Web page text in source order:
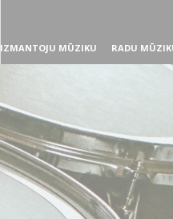
IZMANTOJU MŪZIKU RADU